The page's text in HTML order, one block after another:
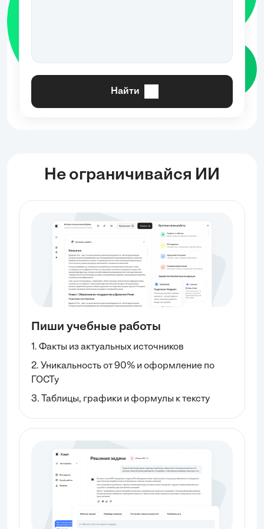
Найти
Не ограничивайся ИИ
Пиши учебные работы
1. Факты из актуальных источников
2. Уникальность от 90% и оформление по
ГОСТу
3. Таблицы, графики и формулы к тексту